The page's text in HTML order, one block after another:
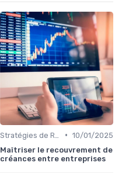
• 10/01/2025
Maîtriser le recouvrement de
créances entre entreprises